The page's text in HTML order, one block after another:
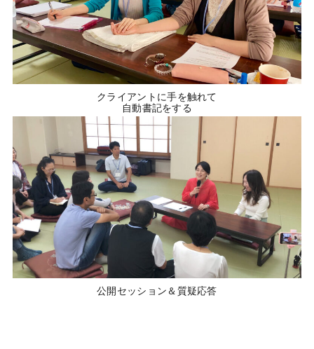
クライアントに手を触れて
自動書記をする
公開セッション＆質疑応答